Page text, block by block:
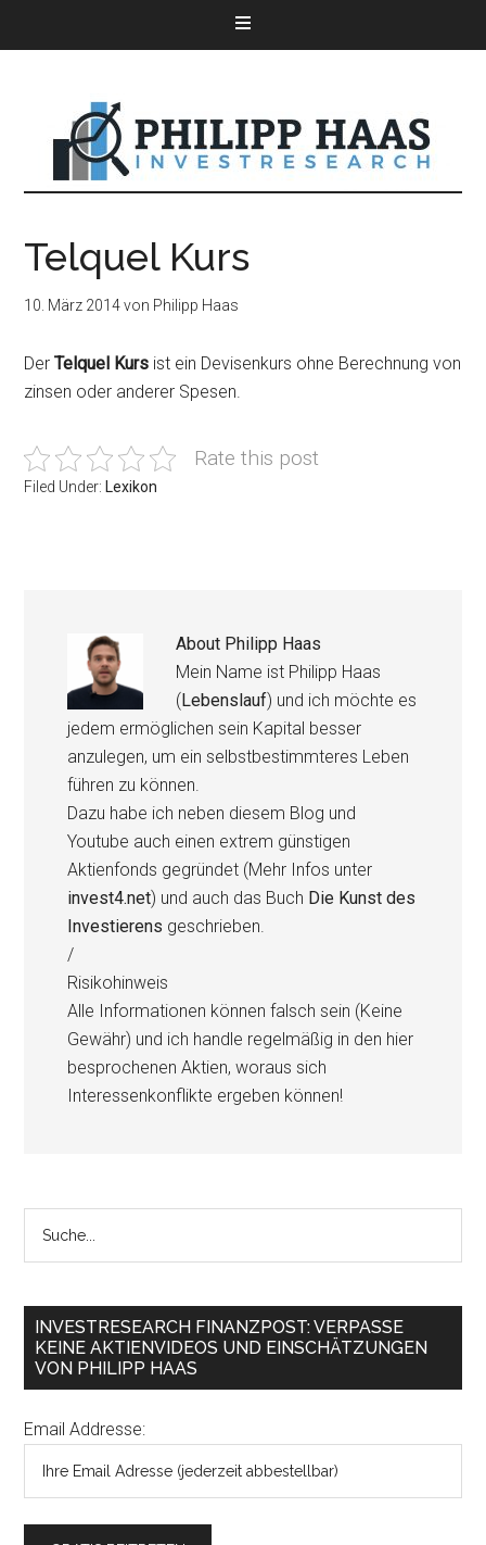
Telquel Kurs
10. März 2014von Philipp Haas
DerTelquel Kurs ist ein Devisenkurs ohne Berechnung von
zinsen oder anderer Spesen.
Rate this post
Filed Under: Lexikon
About Philipp Haas
Mein Name ist Philipp Haas
(Lebenslauf) und ich möchte es
jedem ermöglichen sein Kapital besser
anzulegen, um ein selbstbestimmteres Leben
führen zu können.
Dazu habe ich neben diesem Blog und
Youtube auch einen extrem günstigen
Aktienfonds gegründet (Mehr Infos unter
invest4.net) und auch das Buch Die Kunst des
Investierens geschrieben.
/
Risikohinweis
Alle Informationen können falsch sein (Keine
Gewähr) und ich handle regelmäßig in den hier
besprochenen Aktien, woraus sich
Interessenkonflikte ergeben können!
INVESTRESEARCH FINANZPOST: VERPASSE
KEINE AKTIENVIDEOS UND EINSCHÄTZUNGEN
VON PHILIPP HAAS
Email Addresse: